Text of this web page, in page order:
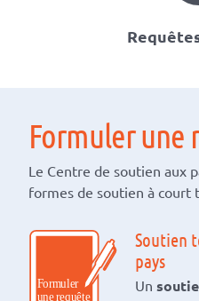
Formuler une
Le Centre de soutien aux
formes de soutien à court
Soutien
pays
Un